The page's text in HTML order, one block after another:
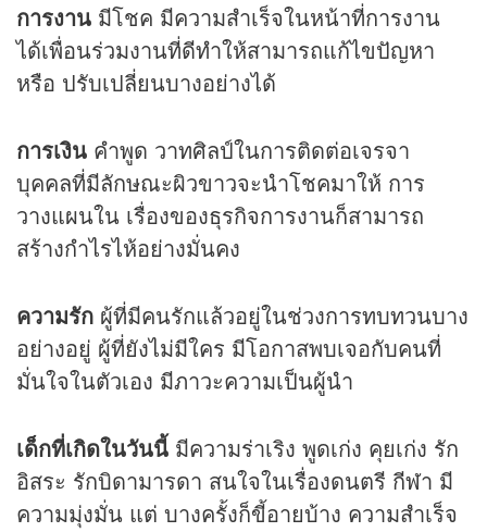
การงาน มีโชค มีความสำเร็จในหน้าที่การงาน
ได้เพื่อนร่วมงานที่ดีทำให้สามารถแก้ไขปัญหา
หรือ ปรับเปลี่ยนบางอย่างได้
การเงิน คำพูด วาทศิลป์ในการติดต่อเจรจา
บุคคลที่มีลักษณะผิวขาวจะนำโชคมาให้ การ
วางแผนใน เรื่องของธุรกิจการงานก็สามารถ
สร้างกำไรไห้อย่างมั่นคง
ความรัก ผู้ที่มีคนรักแล้วอยู่ในช่วงการทบทวนบาง
อย่างอยู่ ผู้ที่ยังไม่มีใคร มีโอกาสพบเจอกับคนที่
มั่นใจในตัวเอง มีภาวะความเป็นผู้นำ
เด็กที่เกิดในวันนี้ มีความร่าเริง พูดเก่ง คุยเก่ง รัก
อิสระ รักบิดามารดา สนใจในเรื่องดนตรี กีฬา มี
ความมุ่งมั่น แต่ บางครั้งก็ขี้อายบ้าง ความสำเร็จ